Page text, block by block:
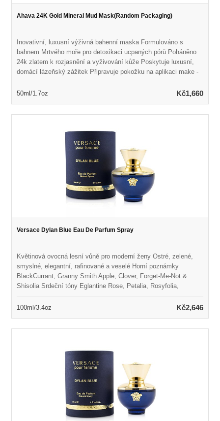
Ahava 24K Gold Mineral Mud Mask(Random Packaging)
Inovativní, luxusní výživná bahenní maska Formulováno s
bahnem Mrtvého moře pro detoxikaci ucpaných pórů Poháněno
24k zlatem k rozjasnění a vyživování kůže Poskytuje luxusní,
domácí lázeňský zážitek Připravuje pokožku na aplikaci make -
Hypoalergenní, vegan a paraben
50ml/1.7oz Kč1,660
Versace Dylan Blue Eau De Parfum Spray
Květinová ovocná lesní vůně pro moderní ženy Ostré, zelené,
smyslné, elegantní, rafinované a veselé Horní poznámky
BlackCurrant, Granny Smith Apple, Clover, Forget-Me-Not &
Shisolia Srdeční tóny Eglantine Rose, Petalia, Rosyfolia,
lesy a pižmo Spuštěno v roce 2017 Vhodné pro jarní nebo letní
100ml/3.4oz Kč2,646